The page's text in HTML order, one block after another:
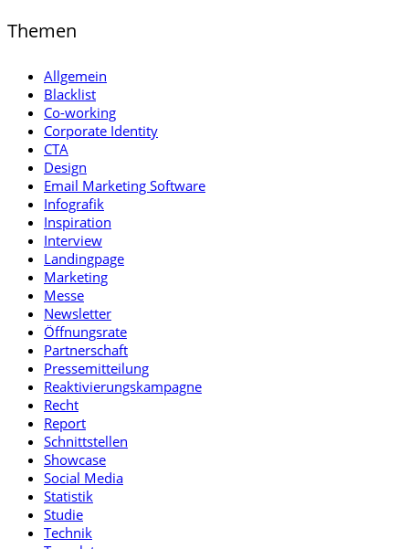
Themen
Allgemein
Blacklist
Co-working
Corporate Identity
CTA
Design
Email Marketing Software
Infografik
Inspiration
Interview
Landingpage
Marketing
Messe
Newsletter
Öffnungsrate
Partnerschaft
Pressemitteilung
Reaktivierungskampagne
Recht
Report
Schnittstellen
Showcase
Social Media
Statistik
Studie
Technik